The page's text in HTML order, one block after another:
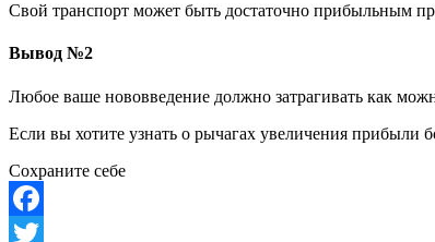
Свой транспорт может быть достаточно прибыльным
Вывод №2
Любое ваше нововведение должно затрагивать как
Если вы хотите узнать о рычагах увеличения прибыли
Сохраните себе
Facebook